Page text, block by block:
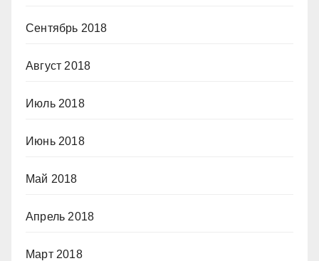
Сентябрь 2018
Август 2018
Июль 2018
Июнь 2018
Май 2018
Апрель 2018
Март 2018